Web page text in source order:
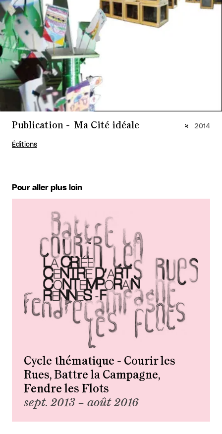
Publication - Ma Cité idéale
Éditions
2014
Pour aller plus loin
Cycle thématique - Courir les
Rues, Battre la Campagne,
Fendre les Flots
sept. 2013 – août 2016